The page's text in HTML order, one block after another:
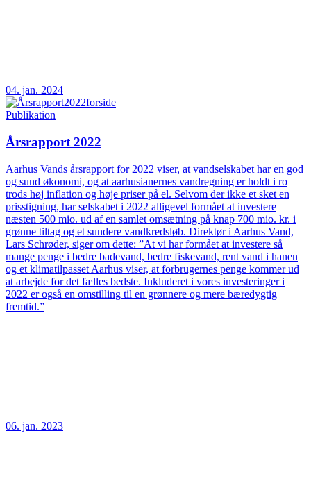
04. jan. 2024
Publikation
Årsrapport 2022
Aarhus Vands årsrapport for 2022 viser, at vandselskabet har en god
og sund økonomi, og at aarhusianernes vandregning er holdt i ro
trods høj inflation og høje priser på el. Selvom der ikke et sket en
prisstigning, har selskabet i 2022 alligevel formået at investere
næsten 500 mio. ud af en samlet omsætning på knap 700 mio. kr. i
grønne tiltag og et sundere vandkredsløb. Direktør i Aarhus Vand,
Lars Schrøder, siger om dette: ”At vi har formået at investere så
mange penge i bedre badevand, bedre fiskevand, rent vand i hanen
og et klimatilpasset Aarhus viser, at forbrugernes penge kommer ud
at arbejde for det fælles bedste. Inkluderet i vores investeringer i
2022 er også en omstilling til en grønnere og mere bæredygtig
fremtid.”
06. jan. 2023